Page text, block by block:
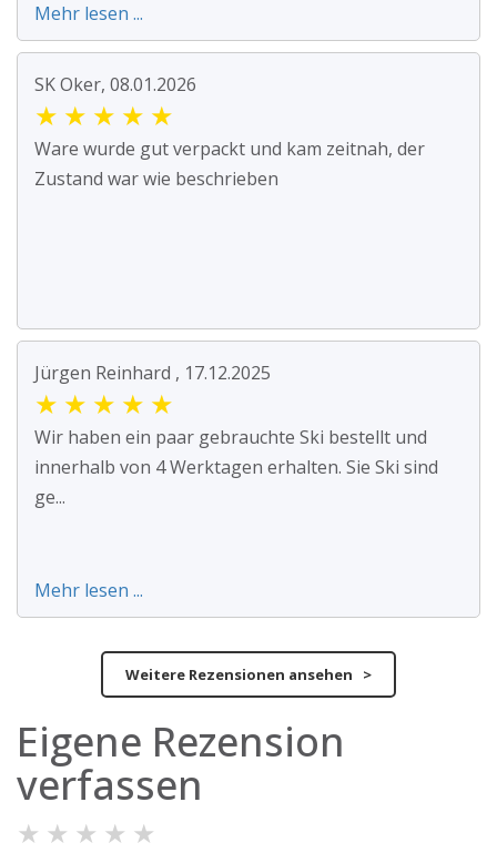
Mehr lesen ...
SK Oker, 08.01.2026
★ ★ ★ ★ ★
Ware wurde gut verpackt und kam zeitnah, der
Zustand war wie beschrieben
Jürgen Reinhard , 17.12.2025
★ ★ ★ ★ ★
Wir haben ein paar gebrauchte Ski bestellt und
innerhalb von 4 Werktagen erhalten. Sie Ski sind
ge...
Mehr lesen ...
Weitere Rezensionen ansehen >
Eigene Rezension
verfassen
★ ★ ★ ★ ★